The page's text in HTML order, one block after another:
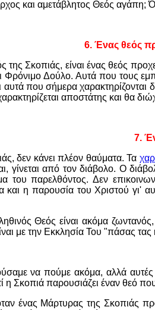
και αμετάβλητος Θεός αγάπη;
6. Ένας θεός
της Σκοπιάς, είναι ένας θεός
Φρόνιμο Δούλο. Αυτά που τους
αυτά που σήμερα χαρακτηρίζονται
αποστάτης και θα
7.
δεν κάνει πλέον θαύματα. Τα
γίνεται από τον διάβολο. Ο
του παρελθόντος. Δεν
και η παρουσία του Χριστού γι'
Θεός είναι ακόμα
με την Εκκλησία Του "πάσας
να πούμε ακόμα, αλλά αυτές
η Σκοπιά παρουσιάζει έναν θεό
ένας Μάρτυρας της Σκοπιάς